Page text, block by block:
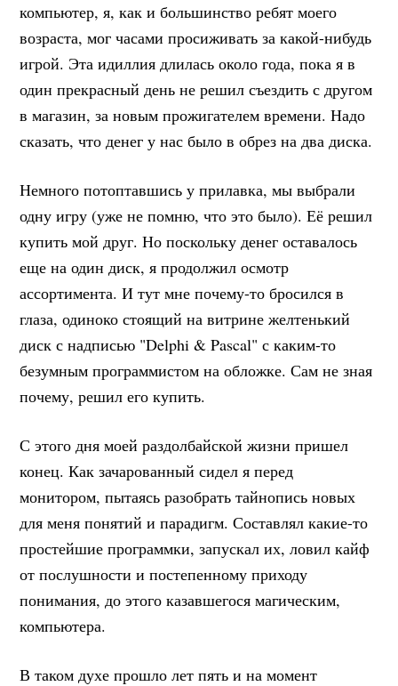
компьютер, я, как и большинство ребят моего
возраста, мог часами просиживать за какой-нибудь
игрой. Эта идиллия длилась около года, пока я в
один прекрасный день не решил съездить с другом
в магазин, за новым прожигателем времени. Надо
сказать, что денег у нас было в обрез на два диска.
Немного потоптавшись у прилавка, мы выбрали
одну игру (уже не помню, что это было). Её решил
купить мой друг. Но поскольку денег оставалось
еще на один диск, я продолжил осмотр
ассортимента. И тут мне почему-то бросился в
глаза, одиноко стоящий на витрине желтенький
диск с надписью "Delphi & Pascal" с каким-то
безумным программистом на обложке. Сам не зная
почему, решил его купить.
С этого дня моей раздолбайской жизни пришел
конец. Как зачарованный сидел я перед
монитором, пытаясь разобрать тайнопись новых
для меня понятий и парадигм. Составлял какие-то
простейшие программки, запускал их, ловил кайф
от послушности и постепенному приходу
понимания, до этого казавшегося магическим,
компьютера.
В таком духе прошло лет пять и на момент